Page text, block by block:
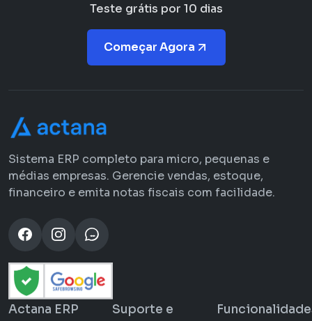
Teste grátis por 10 dias
Começar Agora
Sistema ERP completo para micro, pequenas e
médias empresas. Gerencie vendas, estoque,
financeiro e emita notas fiscais com facilidade.
Actana ERP
Suporte e